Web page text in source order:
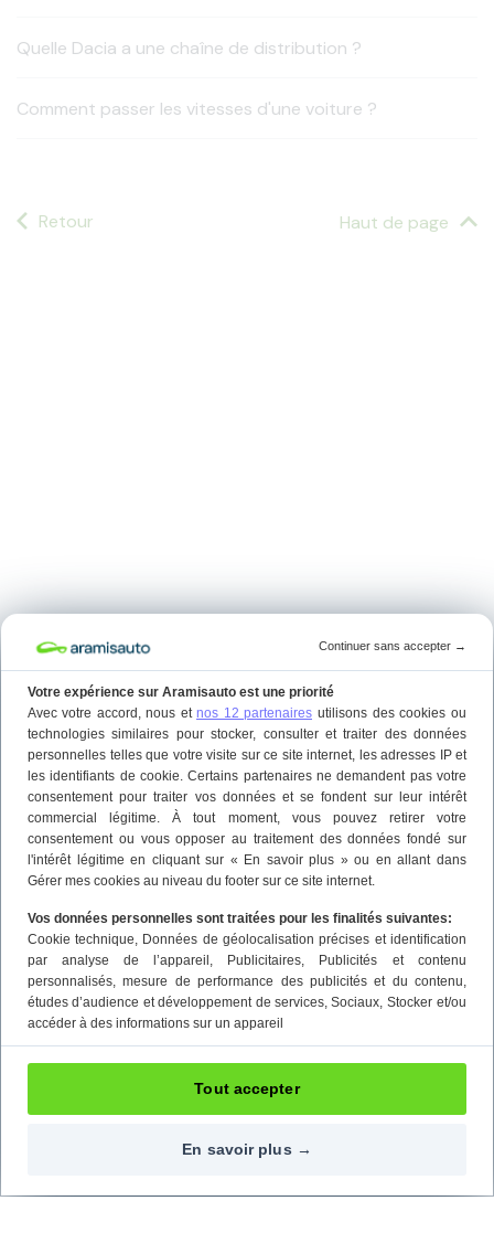
Continuer sans accepter →
Votre expérience sur Aramisauto est une priorité
Avec votre accord, nous et nos 12 partenaires utilisons des cookies ou
technologies similaires pour stocker, consulter et traiter des données
personnelles telles que votre visite sur ce site internet, les adresses IP et
les identifiants de cookie. Certains partenaires ne demandent pas votre
consentement pour traiter vos données et se fondent sur leur intérêt
commercial légitime. À tout moment, vous pouvez retirer votre
consentement ou vous opposer au traitement des données fondé sur
l'intérêt légitime en cliquant sur « En savoir plus » ou en allant dans
Gérer mes cookies au niveau du footer sur ce site internet.
Vos données personnelles sont traitées pour les finalités suivantes:
Cookie technique, Données de géolocalisation précises et identification
par analyse de l’appareil , Publicitaires, Publicités et contenu
personnalisés, mesure de performance des publicités et du contenu,
études d’audience et développement de services, Sociaux, Stocker et/ou
accéder à des informations sur un appareil
En savoir plus →
Tout accepter
Quelle Dacia a une chaîne de distribution ?
Comment passer les vitesses d'une voiture ?
Retour Haut de page